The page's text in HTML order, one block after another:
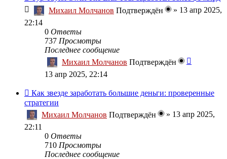
Михаил Молчанов Подтверждён » 13 апр 2025,
22:14
0 Ответы
737 Просмотры
Последнее сообщение
Михаил Молчанов Подтверждён
13 апр 2025, 22:14
Как звезде заработать большие деньги: проверенные
стратегии
Михаил Молчанов Подтверждён » 13 апр 2025,
22:11
0 Ответы
710 Просмотры
Последнее сообщение